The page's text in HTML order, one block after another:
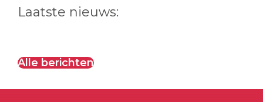
website
Laatste nieuws:
Alle berichten